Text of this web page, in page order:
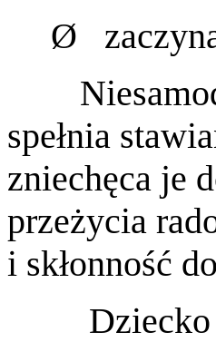
Ø
spełnia
zniechęca je
przeżycia
i skłonność